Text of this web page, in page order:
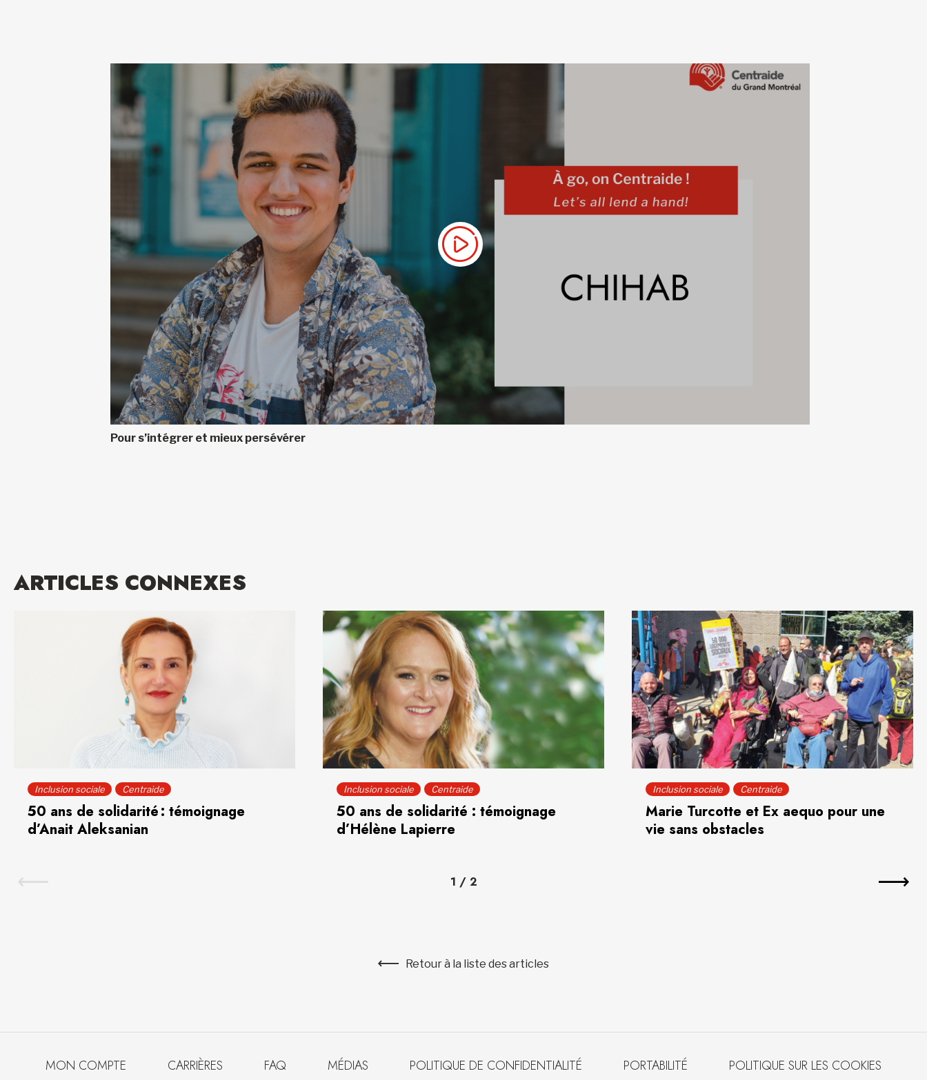
Pour s’intégrer et mieux persévérer
ARTICLES CONNEXES
Inclusion sociale Centraide
50 ans de solidarité : témoignage
d’Anait Aleksanian
Inclusion sociale Centraide
50 ans de solidarité : témoignage
d’Hélène Lapierre
Inclusion sociale Centraide
Marie Turcotte et Ex aequo pour une
vie sans obstacles
1 / 2
Retour à la liste des articles
MON COMPTE CARRIÈRES FAQ MÉDIAS POLITIQUE DE CONFIDENTIALITÉ PORTABILITÉ POLITIQUE SUR LES COOKIES